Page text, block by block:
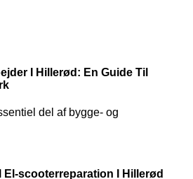
I Hillerød: En Guide Til
del af bygge- og
El-scooterreparation I Hillerød